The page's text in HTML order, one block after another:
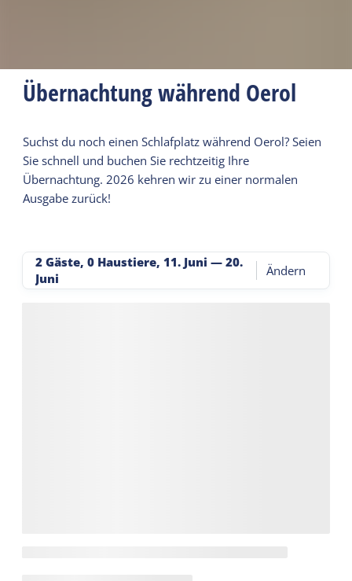
Übernachtung während Oerol
Suchst du noch einen Schlafplatz während Oerol? Seien
Sie schnell und buchen Sie rechtzeitig Ihre
Übernachtung. 2026 kehren wir zu einer normalen
Ausgabe zurück!
2 Gäste, 0 Haustiere, 11. Juni — 20.
Juni
Ändern